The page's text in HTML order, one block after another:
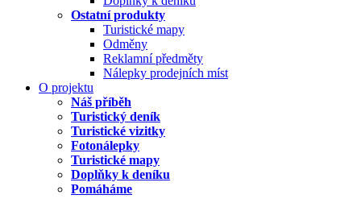
Ostatní produkty
Turistické mapy
Odměny
Reklamní předměty
Nálepky prodejních míst
O projektu
Náš příběh
Turistický deník
Turistické vizitky
Fotonálepky
Turistické mapy
Doplňky k deníku
Pomáháme